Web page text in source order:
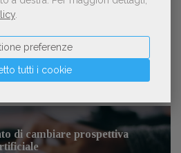
tutti i cookie
preferenze
di cambiare prospettiva